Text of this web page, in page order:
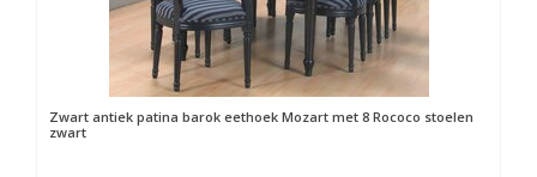
Zwart antiek patina barok eethoek Mozart met 8 Rococo stoelen
zwart